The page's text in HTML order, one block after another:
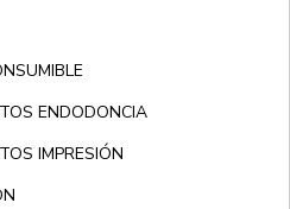
ENDODONCIA
IMPRESIÓN